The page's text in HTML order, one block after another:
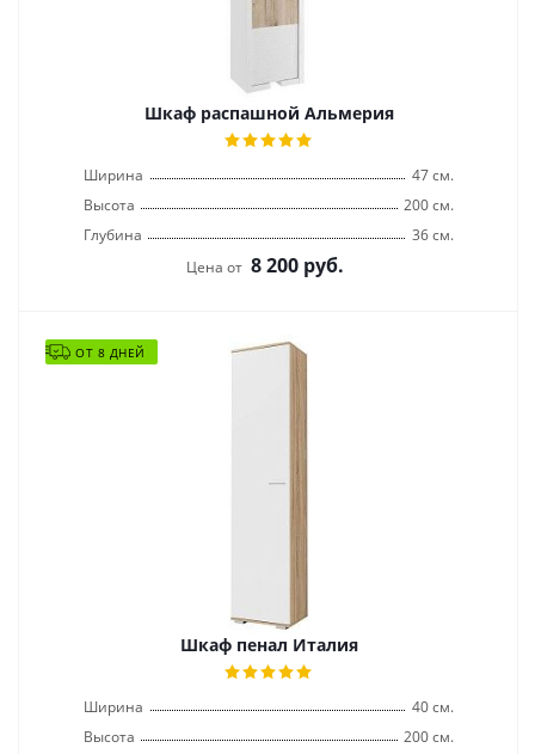
Шкаф распашной Альмерия
Ширина
47 см.
Высота
200 см.
Глубина
36 см.
Цена от 8 200руб.
ОТ 8 ДНЕЙ
Шкаф пенал Италия
Ширина
40 см.
Высота
200 см.